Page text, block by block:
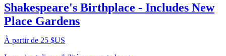
Shakespeare's Birthplace - Includes New
Place Gardens
À partir de 25 $US